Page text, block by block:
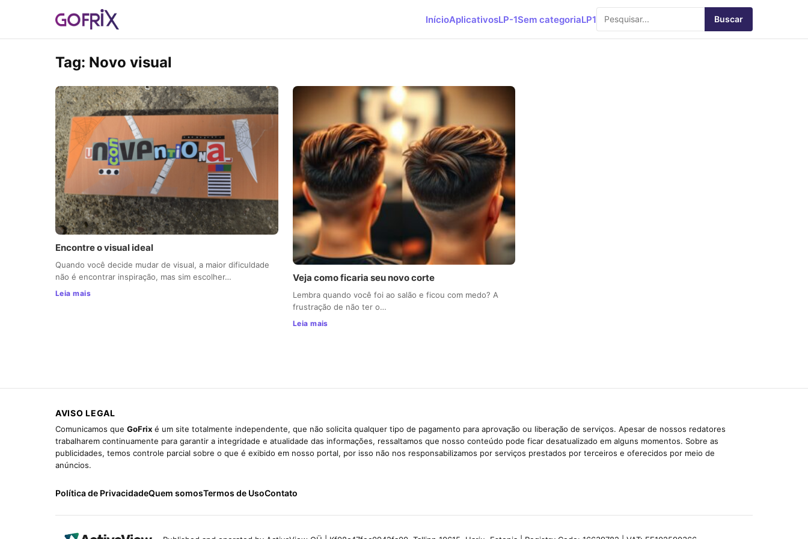
InícioAplicativosLP-1Sem categoriaLP1 Buscar
Tag: Novo visual
Encontre o visual ideal
Quando você decide mudar de visual, a maior dificuldade
não é encontrar inspiração, mas sim escolher…
Leia mais
Veja como ficaria seu novo corte
Lembra quando você foi ao salão e ficou com medo? A
frustração de não ter o…
Leia mais
AVISO LEGAL
Comunicamos que GoFrix é um site totalmente independente, que não solicita qualquer tipo de pagamento para aprovação ou liberação de serviços. Apesar de nossos redatores
trabalharem continuamente para garantir a integridade e atualidade das informações, ressaltamos que nosso conteúdo pode ficar desatualizado em alguns momentos. Sobre as
publicidades, temos controle parcial sobre o que é exibido em nosso portal, por isso não nos responsabilizamos por serviços prestados por terceiros e oferecidos por meio de
anúncios.
Política de PrivacidadeQuem somosTermos de UsoContato